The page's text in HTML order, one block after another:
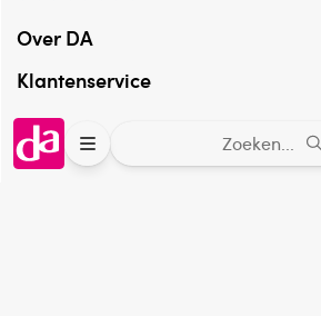
Zoeken...
Over DA
Klantenservice
Assortiment